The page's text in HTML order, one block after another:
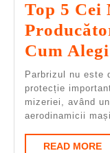
Top 5 Cei
Cum
Parbrizul nu este
protecție
mizeriei, având
aerodinamicii
READ MORE